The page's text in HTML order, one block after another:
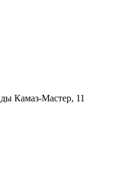
Камаз-Мастер, 11